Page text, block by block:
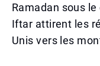
Ramadan sous
Iftar attirent les
Unis vers les